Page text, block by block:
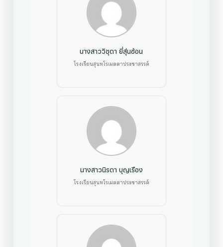
นางสาววิชุดา ยี่สุ่นซ้อน
โรงเรียนสุนทโรเมตตาประชาสรรค์
นางสาวนิรดา บุญเรือง
โรงเรียนสุนทโรเมตตาประชาสรรค์